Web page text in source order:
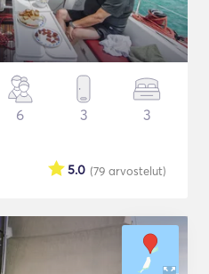
6 3 3
(79 arvostelut)
5.0